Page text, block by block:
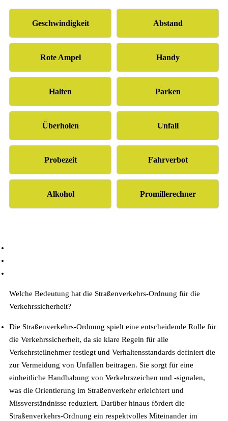
Geschwindigkeit Abstand
Rote Ampel Handy
Halten Parken
Überholen Unfall
Probezeit Fahrverbot
Alkohol Promillerechner
Welche Bedeutung hat die Straßenverkehrs-Ordnung für die
Verkehrssicherheit?
Die Straßenverkehrs-Ordnung spielt eine entscheidende Rolle für
die Verkehrssicherheit, da sie klare Regeln für alle
Verkehrsteilnehmer festlegt und Verhaltensstandards definiert die
zur Vermeidung von Unfällen beitragen. Sie sorgt für eine
einheitliche Handhabung von Verkehrszeichen und -signalen,
was die Orientierung im Straßenverkehr erleichtert und
Missverständnisse reduziert. Darüber hinaus fördert die
Straßenverkehrs-Ordnung ein respektvolles Miteinander im